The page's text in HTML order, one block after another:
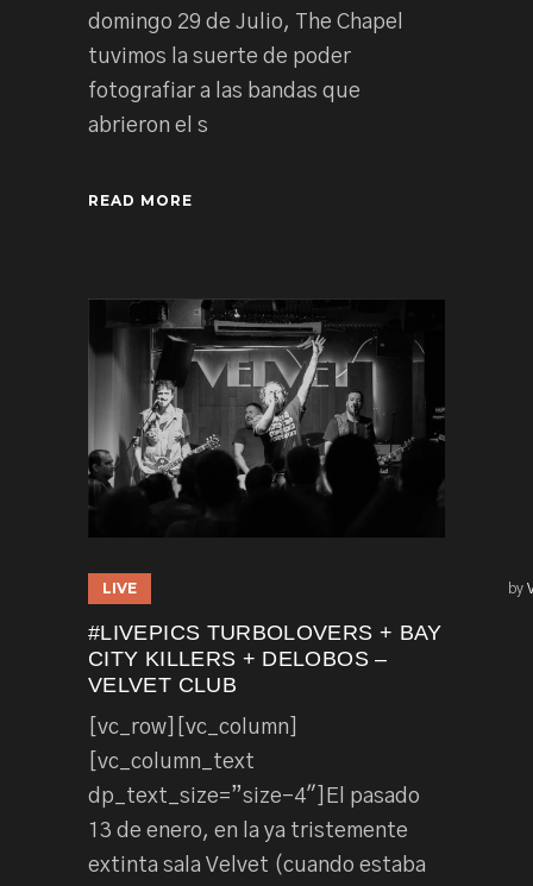
domingo 29 de Julio, The Chapel
tuvimos la suerte de poder
fotografiar a las bandas que
abrieron el s
READ MORE
LIVE by
#LIVEPICS TURBOLOVERS + BAY
CITY KILLERS + DELOBOS –
VELVET CLUB
[vc_row][vc_column]
[vc_column_text
dp_text_size=”size-4″]El pasado
13 de enero, en la ya tristemente
extinta sala Velvet (cuando estaba